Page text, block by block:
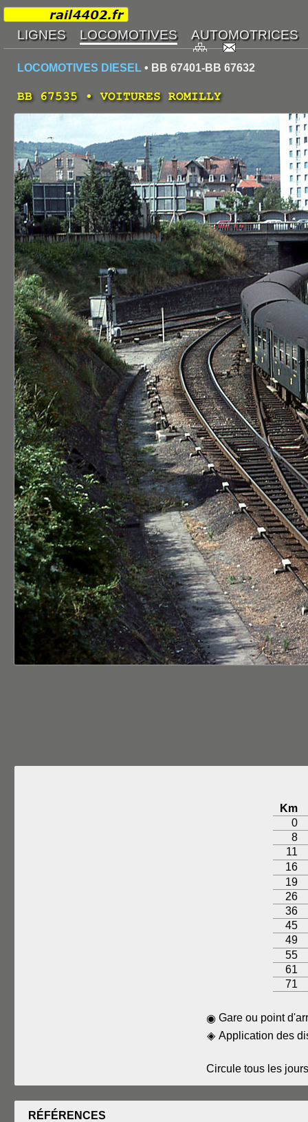
LOCOMOTIVES DIESEL • BB 67401-BB 67632
BB 67535 • VOITURES ROMILLY
Km
0
8
11
16
19
26
36
45
49
55
61
71
◉ Gare ou point
◈ Application des
Circule tous les
RÉFÉRENCES